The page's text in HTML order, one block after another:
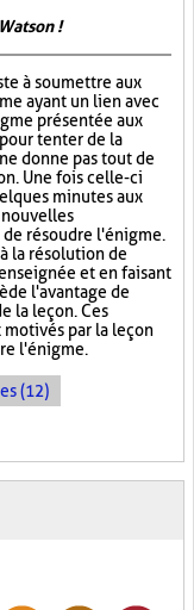
!
à soumettre aux
ayant un lien avec
présentée aux
tenter de la
donne pas tout de
Une fois celle-ci
minutes aux
nouvelles
de résoudre l'énigme.
la résolution de
et en faisant
l'avantage de
la leçon. Ces
par la leçon
l'énigme.
(12)